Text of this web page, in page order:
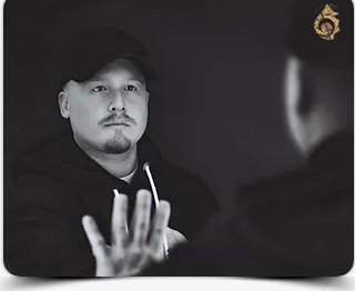
Sitio web oficial